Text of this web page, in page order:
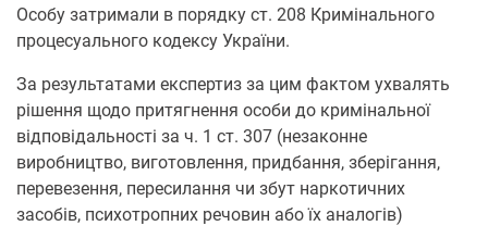
Особу затримали в порядку ст. 208 Кримінального
процесуального кодексу України.
За результатами експертиз за цим фактом ухвалять
рішення щодо притягнення особи до кримінальної
відповідальності за ч. 1 ст. 307 (незаконне
виробництво, виготовлення, придбання, зберігання,
перевезення, пересилання чи збут наркотичних
засобів, психотропних речовин або їх аналогів)